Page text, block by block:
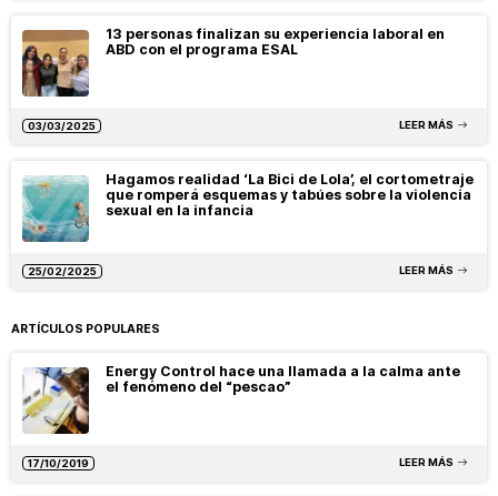
13 personas finalizan su experiencia laboral en
ABD con el programa ESAL
03/03/2025 LEER MÁS
Hagamos realidad ‘La Bici de Lola’, el cortometraje
que romperá esquemas y tabúes sobre la violencia
sexual en la infancia
25/02/2025 LEER MÁS
ARTÍCULOS POPULARES
Energy Control hace una llamada a la calma ante
el fenómeno del “pescao”
17/10/2019 LEER MÁS